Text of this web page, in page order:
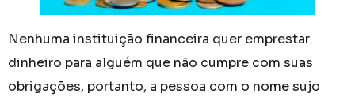
Nenhuma instituição financeira quer emprestar
dinheiro para alguém que não cumpre com suas
obrigações, portanto, a pessoa com o nome sujo